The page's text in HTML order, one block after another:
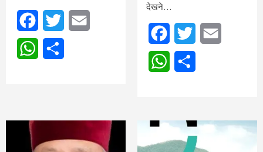
FacebookTwitter
WhatsApp
देखने…
FacebookTwitter
WhatsApp